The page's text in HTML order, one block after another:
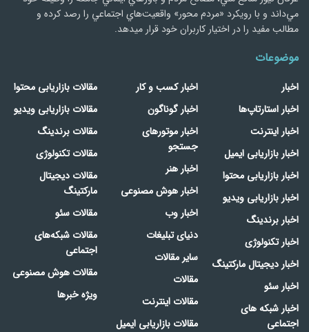
مي‌داند و با رويكرد «مردم‌ محور» واقعيت‌هاي اجتماعي را رصد کرده و
مطالب مفید را در اختیار کاربران خود قرار میدهد.
موضوعات
اخبار
اخبار استارتاپ‌ها
اخبار اینترنت
اخبار بازاریابی ایمیل
اخبار بازاریابی محتوا
اخبار بازاریابی ویدیو
اخبار برندینگ
اخبار تکنولوژی
اخبار دیجیتال مارکتینگ
اخبار سئو
اخبار شبکه های
اجتماعی
اخبار کسب و کار
اخبار گوناگون
اخبار موتورهای
جستجو
اخبار هنر
اخبار هوش مصنوعی
اخبار وب
دنیای تبلیغات
سایر مقالات
مقالات
مقالات اینترنت
مقالات بازاریابی ایمیل
مقالات بازاریابی محتوا
مقالات بازاریابی ویدیو
مقالات برندینگ
مقالات تکنولوژی
مقالات دیجیتال
مارکتینگ
مقالات سئو
مقالات شبکه‌های
اجتماعی
مقالات هوش مصنوعی
ویژه خبرها